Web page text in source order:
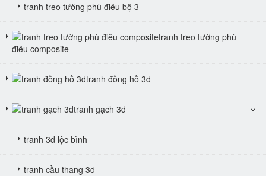
tranh treo tường phù điêu bộ 3
tranh treo tường phù
điêu composite
tranh đồng hồ 3d
tranh gạch 3d
tranh 3d lộc bình
tranh cầu thang 3d